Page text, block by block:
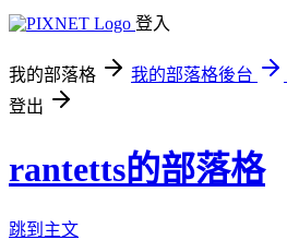
登入
我的部落格 我的部落格後台
登出
rantetts的部落格
跳到主文